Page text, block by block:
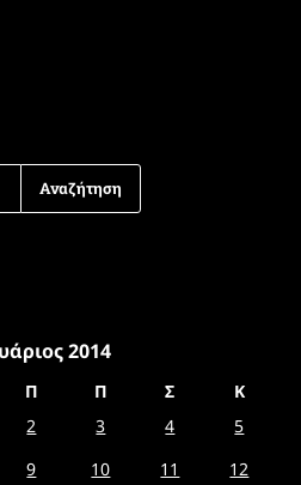
2014
Π Π Σ
Κ
2 3 4
5
9 10 11
12